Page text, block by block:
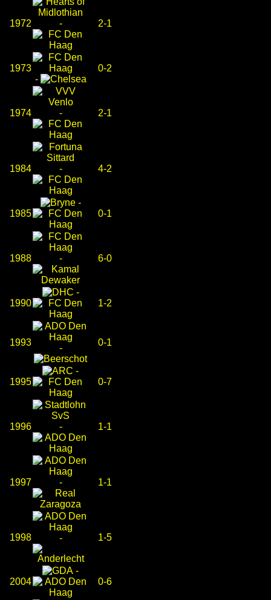
1972 - 2-1
1973
-
0-2
1974 - 2-1
1984 - 4-2
1985
-
0-1
1988 - 6-0
1990
-
1-2
1993
-
0-1
1995
-
0-7
1996 - 1-1
1997 - 1-1
1998 - 1-5
2004
-
0-6